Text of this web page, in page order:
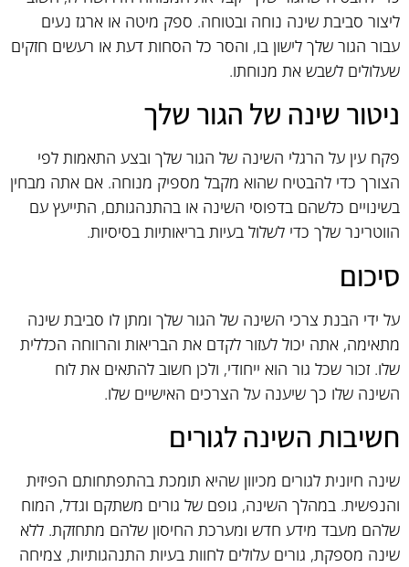
ליצור סביבת שינה נוחה ובטוחה. ספק מיטה או ארגז נעים
עבור הגור שלך לישון בו, והסר כל הסחות דעת או רעשים חזקים
שעלולים לשבש את מנוחתו.
ניטור שינה של הגור שלך
פקח עין על הרגלי השינה של הגור שלך ובצע התאמות לפי
הצורך כדי להבטיח שהוא מקבל מספיק מנוחה. אם אתה מבחין
בשינויים כלשהם בדפוסי השינה או בהתנהגותם, התייעץ עם
הווטרינר שלך כדי לשלול בעיות בריאותיות בסיסיות.
סיכום
על ידי הבנת צרכי השינה של הגור שלך ומתן לו סביבת שינה
מתאימה, אתה יכול לעזור לקדם את הבריאות והרווחה הכללית
שלו. זכור שכל גור הוא ייחודי, ולכן חשוב להתאים את לוח
השינה שלו כך שיענה על הצרכים האישיים שלו.
חשיבות השינה לגורים
שינה חיונית לגורים מכיוון שהיא תומכת בהתפתחותם הפיזית
והנפשית. במהלך השינה, גופם של גורים משתקם וגדל, המוח
שלהם מעבד מידע חדש ומערכת החיסון שלהם מתחזקת. ללא
שינה מספקת, גורים עלולים לחוות בעיות התנהגותיות, צמיחה